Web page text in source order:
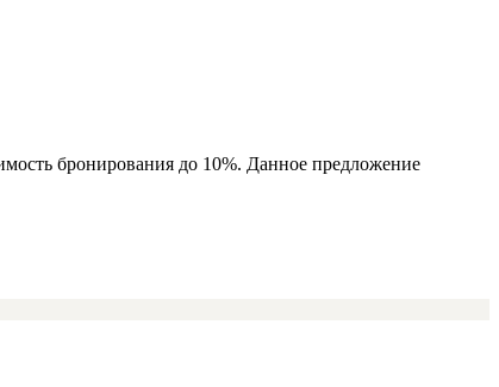
бронирования до 10%. Данное предложение